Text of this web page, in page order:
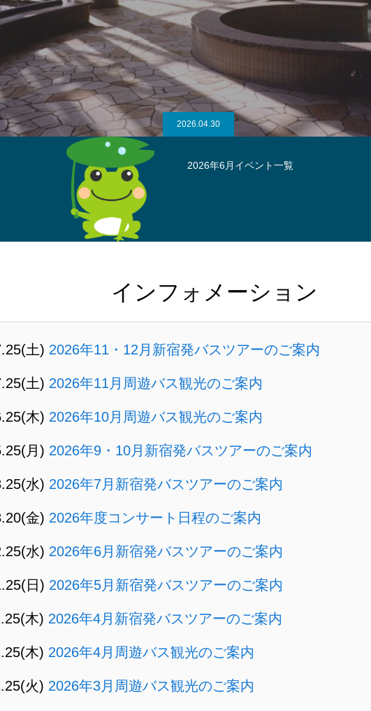
2026.04.30
2026年6月イベント一覧
インフォメーション
土) 2026年11・12月新宿発バスツアーのご案内
土) 2026年11月周遊バス観光のご案内
木) 2026年10月周遊バス観光のご案内
月) 2026年9・10月新宿発バスツアーのご案内
水) 2026年7月新宿発バスツアーのご案内
金) 2026年度コンサート日程のご案内
水) 2026年6月新宿発バスツアーのご案内
日) 2026年5月新宿発バスツアーのご案内
木) 2026年4月新宿発バスツアーのご案内
木) 2026年4月周遊バス観光のご案内
火) 2026年3月周遊バス観光のご案内